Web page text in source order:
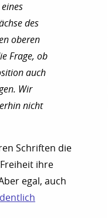
des
oberen
Frage, ob
auch
Wir
nicht
Schriften die
ihre
egal, auch